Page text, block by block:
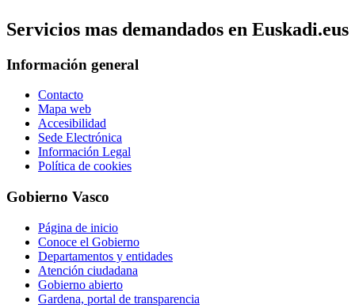
Servicios mas demandados en Euskadi.eus
Información general
Contacto
Mapa web
Accesibilidad
Sede Electrónica
Información Legal
Política de cookies
Gobierno Vasco
Página de inicio
Conoce el Gobierno
Departamentos y entidades
Atención ciudadana
Gobierno abierto
Gardena, portal de transparencia